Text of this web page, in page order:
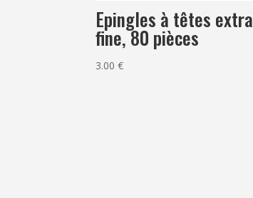
Epingles à têtes extra
fine, 80 pièces
3.00€